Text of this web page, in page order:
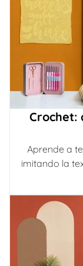
Crochet:
Aprende a
imitando la